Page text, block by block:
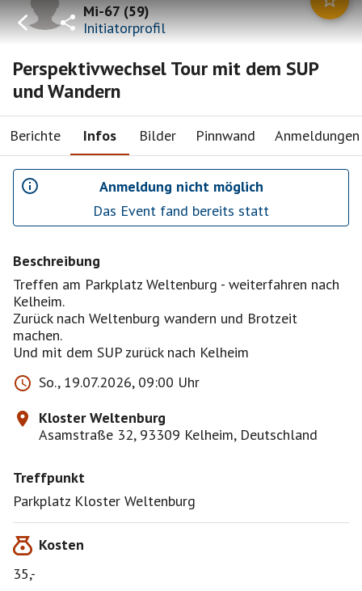
Mi-67(59)
Initiatorprofil
Perspektivwechsel Tour mit dem SUP
und Wandern
Berichte Infos Bilder Pinnwand Anmeldungen
Anmeldung nicht möglich
Das Event fand bereits statt
Beschreibung
Treffen am Parkplatz Weltenburg - weiterfahren nach
Kelheim.
Zurück nach Weltenburg wandern und Brotzeit
machen.
Und mit dem SUP zurück nach Kelheim
So., 19.07.2026, 09:00 Uhr
Kloster Weltenburg
Asamstraße 32, 93309 Kelheim, Deutschland
Treffpunkt
Parkplatz Kloster Weltenburg
Kosten
35,-